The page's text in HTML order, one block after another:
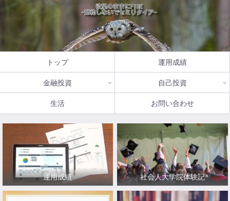
トップ 運用成績
金融投資 自己投資
生活 お問い合わせ
運用成績 社会人大学院体験記